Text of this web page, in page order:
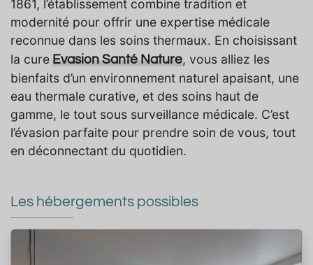
1861, l’établissement combine tradition et
modernité pour offrir une expertise médicale
reconnue dans les soins thermaux. En choisissant
la cure Evasion Santé Nature, vous alliez les
bienfaits d’un environnement naturel apaisant, une
eau thermale curative, et des soins haut de
gamme, le tout sous surveillance médicale. C’est
l’évasion parfaite pour prendre soin de vous, tout
en déconnectant du quotidien.
Les hébergements possibles